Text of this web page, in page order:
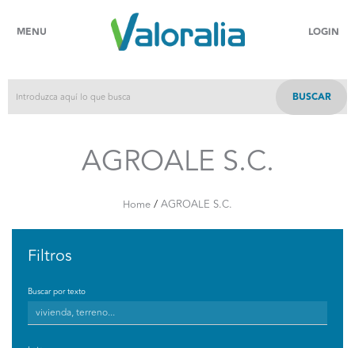
MENU LOGIN
BUSCAR
AGROALE S.C.
Home / AGROALE S.C.
Filtros
Buscar por texto